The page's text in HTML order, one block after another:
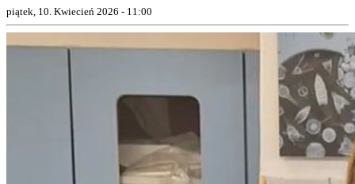
piątek, 10. Kwiecień 2026 - 11:00